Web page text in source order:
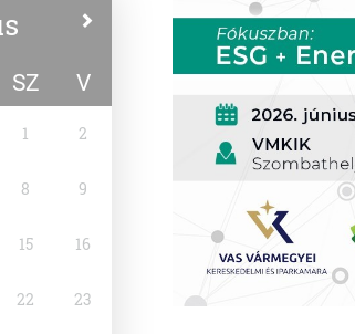
SZ V
1 2
8 9
15 16
22 23